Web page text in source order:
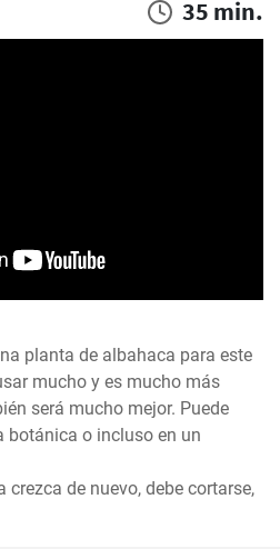
35 min.
planta de albahaca para este
mucho y es mucho más
será mucho mejor. Puede
botánica o incluso en un
de nuevo, debe cortarse,